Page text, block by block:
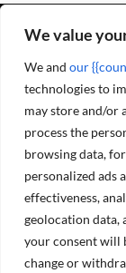
We value
We and our
technologies to
may store and/or
process the
browsing data,
personalized ads
effectiveness,
geolocation data,
your consent will
change or
Projecta OY